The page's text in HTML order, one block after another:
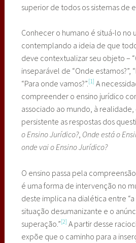
superior de todos os sistemas de
Conhecer o humano é situá-lo no
contemplando a ideia de que
deve contextualizar seu objeto –
inseparável de “Onde estamos?”,
“Para onde vamos?”.[1] A
compreender o ensino jurídico
associado ao mundo, à
persistente as respostas dos
o Ensino Jurídico?, Onde está o
onde vai o Ensino Jurídico?
O ensino passa pela
é uma forma de intervenção no
deste implica na dialética entre
situação desumanizante e o
superação.”[2] A partir desse
expõe que o caminho para a